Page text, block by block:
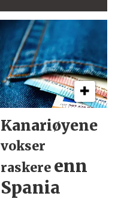
Kanariøyene
vokser
raskere enn
Spania